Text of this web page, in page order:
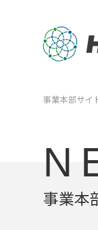
事業本部サイ
事業本